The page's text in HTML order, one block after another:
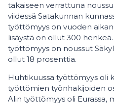
takaiseen verrattuna
viidessä Satakunnan
työttömyys on vuoden
lisäystä on ollut 300
työttömyys on noussut
ollut 18 prosenttia.
Huhtikuussa työttömyys oli
työttömien työnhakijoiden
Alin työttömyys oli Eurassa,